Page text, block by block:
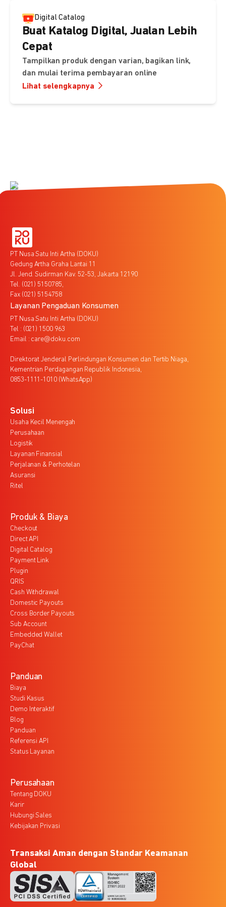
Digital Catalog
Buat Katalog Digital, Jualan Lebih
Cepat
Tampilkan produk dengan varian, bagikan link,
dan mulai terima pembayaran online
Lihat selengkapnya
PT Nusa Satu Inti Artha (DOKU)
Gedung Artha Graha Lantai 11
Jl. Jend. Sudirman Kav. 52-53, Jakarta 12190
Tel. (021) 5150785,
Fax (021) 5154758
Layanan Pengaduan Konsumen
PT Nusa Satu Inti Artha (DOKU)
Tel : (021) 1500 963
Email : care@doku.com
Direktorat Jenderal Perlindungan Konsumen dan Tertib Niaga,
Kementrian Perdagangan Republik Indonesia,
0853-1111-1010 (WhatsApp)
Solusi
Usaha Kecil Menengah
Perusahaan
Logistik
Layanan Finansial
Perjalanan & Perhotelan
Asuransi
Ritel
Produk & Biaya
Checkout
Direct API
Digital Catalog
Payment Link
Plugin
QRIS
Cash Withdrawal
Domestic Payouts
Cross Border Payouts
Sub Account
Embedded Wallet
PayChat
Panduan
Biaya
Studi Kasus
Demo Interaktif
Blog
Panduan
Referensi API
Status Layanan
Perusahaan
Tentang DOKU
Karir
Hubungi Sales
Kebijakan Privasi
Transaksi Aman dengan Standar Keamanan
Global